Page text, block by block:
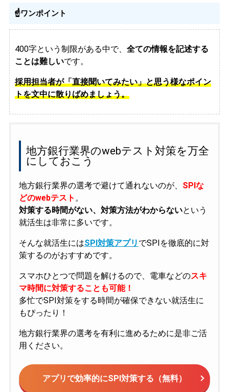
☝ワンポイント
400字という制限がある中で、 全ての情報を記述する
ことは難しいです。
採用担当者が「直接聞いてみたい」と思う様なポイン
トを文中に散りばめましょう。
地方銀行業界のwebテスト対策を万全
にしておこう
地方銀行業界の選考で避けて通れないのが、 SPIな
どのwebテスト 。
対策する時間がない、対策方法がわからないという
就活生は非常に多いです。
そんな就活生にはSPI対策アプリ でSPIを徹底的に対
策するのがおすすめです。
スマホひとつで問題を解けるので、電車などのスキ
マ時間に対策することも可能！
多忙でSPI対策をする時間が確保できない就活生に
もぴったり！
地方銀行業界の選考を有利に進めるために是非ご活
用ください。
アプリで効率的にSPI対策する（無料）